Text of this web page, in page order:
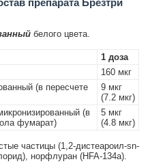
препарата Брезтри
белого цвета.
1 доза
160 мкг
(в пересчете
9 мкг
(7.2 мкг)
(в
фумарат)
5 мкг
(4.8 мкг)
частицы (1,2-дистеароил-sn-
норфлуран (HFA-134a).